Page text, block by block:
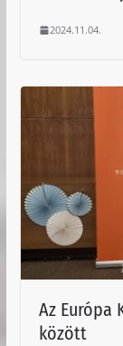
2024.11.04.
Az Európa
között